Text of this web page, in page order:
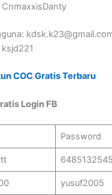
COC Gratis Terbaru
Login FB
Password
yusuf2005